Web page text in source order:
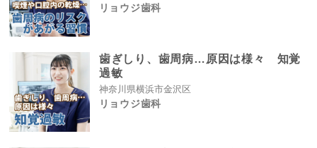
リョウジ歯科
歯ぎしり、歯周病…原因は様々 知覚
過敏
神奈川県横浜市金沢区
リョウジ歯科